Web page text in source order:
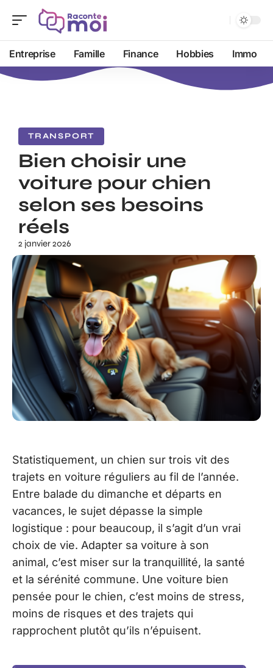
Entreprise Famille Finance Hobbies Immo
TRANSPORT
Bien choisir une
voiture pour chien
selon ses besoins
réels
2 janvier 2026
Statistiquement, un chien sur trois vit des
trajets en voiture réguliers au fil de l’année.
Entre balade du dimanche et départs en
vacances, le sujet dépasse la simple
logistique : pour beaucoup, il s’agit d’un vrai
choix de vie. Adapter sa voiture à son
animal, c’est miser sur la tranquillité, la santé
et la sérénité commune. Une voiture bien
pensée pour le chien, c’est moins de stress,
moins de risques et des trajets qui
rapprochent plutôt qu’ils n’épuisent.